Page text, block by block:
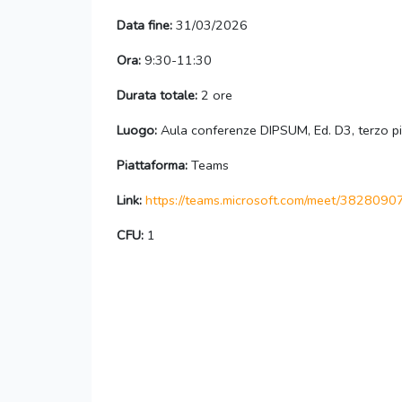
Data fine: 31/03/2026
Ora: 9:30-11:30
Durata totale: 2 ore
Luogo: Aula conferenze DIPSUM, Ed. D3, terzo
Piattaforma: Teams
Link: https://teams.microsoft.com/meet/
CFU: 1